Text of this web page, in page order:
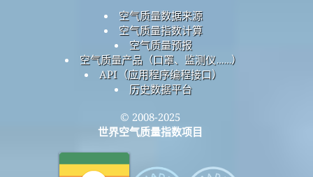
空气质量数据来源
空气质量指数计算
空气质量预报
空气质量产品（口罩、监测仪……）
API（应用程序编程接口）
历史数据平台
© 2008-2025
世界空气质量指数项目